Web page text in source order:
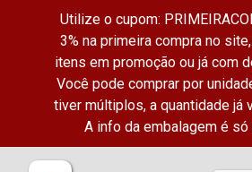
Utilize o cupom:
3% na primeira compra no
itens em promoção ou já com
Você pode comprar por
tiver múltiplos, a quantidade já
A info da embalagem é só